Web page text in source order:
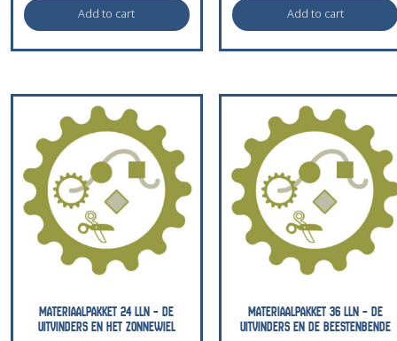
Add to cart Add to cart
MATERIAALPAKKET 24 LLN – DE
UITVINDERS EN HET ZONNEWIEL
MATERIAALPAKKET 36 LLN – DE
UITVINDERS EN DE BEESTENBENDE